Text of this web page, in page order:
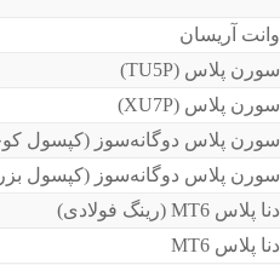
وانت آریسان
سورن پلاس (TU5P)
سورن پلاس (XU7P)
سورن پلاس دوگانه‌سوز (کپسول
سورن پلاس دوگانه‌سوز (کپسول
دنا پلاس MT6 (رینگ فولادی)
دنا پلاس MT6